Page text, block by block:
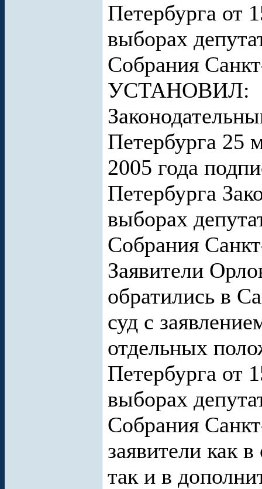
Петербурга от
выборах
Собрания
УСТАНОВИЛ:
Петербурга 25
2005 года
Петербурга
выборах
Собрания
Заявители
обратились в
суд с
отдельных
Петербурга от
выборах
Собрания
заявители как
так и в